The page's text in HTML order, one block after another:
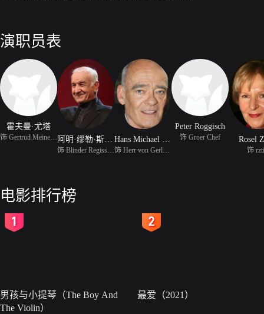
演职员表
霍夫曼·尤塔
饰 Gertrud Meinecke
饰 Blinder Regisseur
Peter Roggisch
饰 Groer Chef Rosel
饰
电影排行榜
男孩与小提琴（The Boy And
The Violin）
最爱（2021）